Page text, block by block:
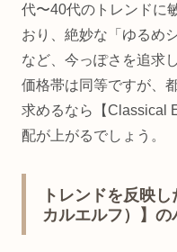
代〜40代のトレンドに
おり、絶妙な「ゆるめ
など、今っぽさを追求
価格帯は同等ですが、
求めるなら【Classical
配が上がるでしょう。
トレンドを反映
カルエルフ）】の